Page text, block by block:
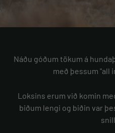
Náðu góðum tökum á
með þessum "all
Loksins erum við komin
biðum lengi og biðin var